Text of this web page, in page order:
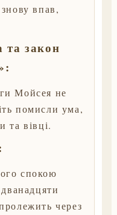
впав,
та закон
Мойсея не
помисли ума,
та вівці.
спокою
через